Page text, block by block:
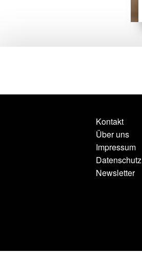
Kontakt
Über uns
Impressum
Datenschutz
Newsletter